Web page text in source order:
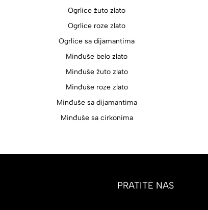
Ogrlice žuto zlato
Ogrlice roze zlato
Ogrlice sa dijamantima
Minđuše belo zlato
Minđuše žuto zlato
Minđuše roze zlato
Minđuše sa dijamantima
Minđuše sa cirkonima
PRATITE NAS